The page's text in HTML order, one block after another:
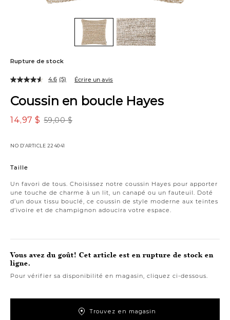
Rupture de stock
Coussin en boucle Hayes
59,00 $
14,97 $
NO D’ARTICLE 224041
Un favori de tous. Choisissez notre coussin Hayes pour apporter
une touche de charme à un lit, un canapé ou un fauteuil. Doté
d’un doux tissu bouclé, ce coussin de style moderne aux teintes
d’ivoire et de champignon adoucira votre espace.
4.6 (5) Écrire un avis
Taille
Vous avez du goût! Cet article est en rupture de stock en
ligne.
Pour vérifier sa disponibilité en magasin, cliquez ci-dessous.
Trouvez en magasin